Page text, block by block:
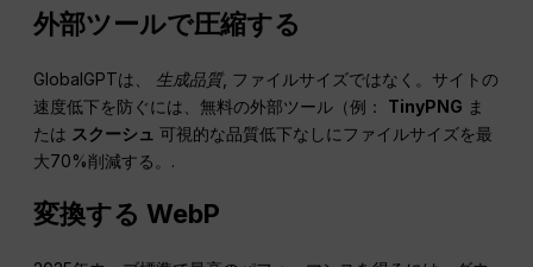
外部ツールで圧縮する
GlobalGPTは、 生成品質, ファイルサイズではなく。サイトの
速度低下を防ぐには、無料の外部ツール（例： TinyPNG ま
たは スクーシュ 可視的な品質低下なしにファイルサイズを最
大70%削減する。.
変換するWebP